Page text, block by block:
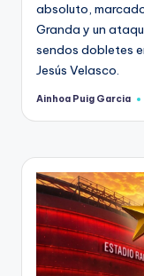
absoluto,
Granda y un
sendos dobletes
Jesús Velasco.
Ainhoa Puig Garcia